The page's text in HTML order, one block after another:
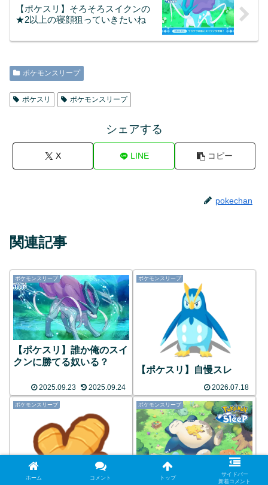
【ポケスリ】そろそろスイクンの
★2以上の寝顔狙っていきたいね
ポケモンスリープ
ポケスリ ポケモンスリープ
シェアする
X LINE コピー
pokechan
関連記事
ポケモンスリープ
【ポケスリ】誰か俺のスイ
クンに勝てる奴いる？
2025.09.23 2025.09.24
ポケモンスリープ
【ポケスリ】自慢スレ
2026.07.18
ポケモンスリープ ポケモンスリープ
【ポケスリ】スキル良けれ
ホーム コメント トップ
サイドバー
新着コメント